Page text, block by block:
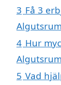
3 Få 3
4 Hur
5 Vad